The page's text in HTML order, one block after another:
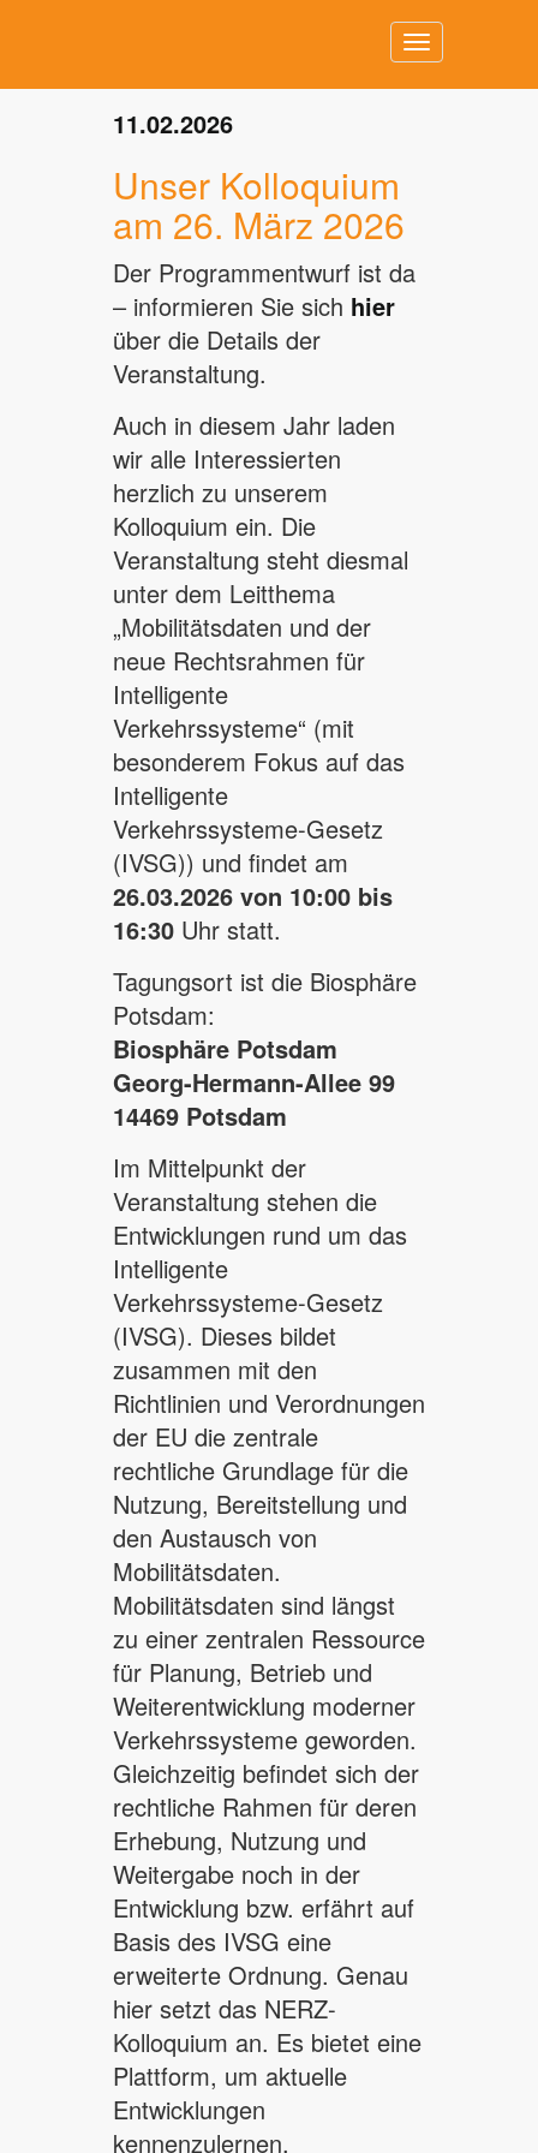
Toggle
navigation
11.02.2026
Unser Kolloquium
am 26. März 2026
Der Programmentwurf ist da
– informieren Sie sich hier
über die Details der
Veranstaltung.
Auch in diesem Jahr laden
wir alle Interessierten
herzlich zu unserem
Kolloquium ein. Die
Veranstaltung steht diesmal
unter dem Leitthema
„Mobilitätsdaten und der
neue Rechtsrahmen für
Intelligente
Verkehrssysteme“ (mit
besonderem Fokus auf das
Intelligente
Verkehrssysteme-Gesetz
(IVSG)) und findet am
26.03.2026 von 10:00 bis
16:30 Uhr statt.
Tagungsort ist die Biosphäre
Potsdam:
Biosphäre Potsdam
Georg-Hermann-Allee 99
14469 Potsdam
Im Mittelpunkt der
Veranstaltung stehen die
Entwicklungen rund um das
Intelligente
Verkehrssysteme-Gesetz
(IVSG). Dieses bildet
zusammen mit den
Richtlinien und Verordnungen
der EU die zentrale
rechtliche Grundlage für die
Nutzung, Bereitstellung und
den Austausch von
Mobilitätsdaten.
Mobilitätsdaten sind längst
zu einer zentralen Ressource
für Planung, Betrieb und
Weiterentwicklung moderner
Verkehrssysteme geworden.
Gleichzeitig befindet sich der
rechtliche Rahmen für deren
Erhebung, Nutzung und
Weitergabe noch in der
Entwicklung bzw. erfährt auf
Basis des IVSG eine
erweiterte Ordnung. Genau
hier setzt das NERZ-
Kolloquium an. Es bietet eine
Plattform, um aktuelle
Entwicklungen
kennenzulernen,